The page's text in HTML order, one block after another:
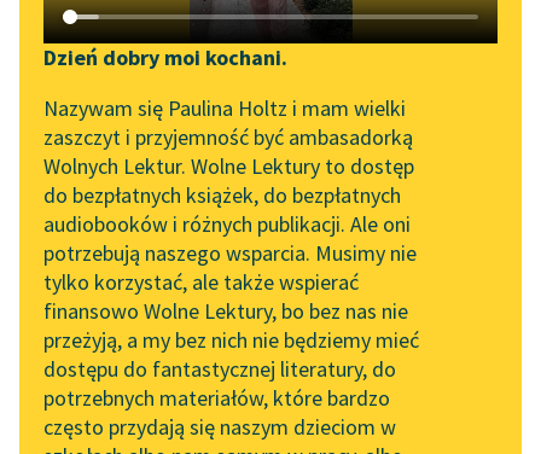
Katalog DAISY
Podkasty o książkach
Zgłoś brak utworu
Aktualności
„Prokurator Alicja Horn”
do słuchania
Byliśmy częścią AI Impact
Lab
Zapraszamy na spotkanie
online z tłumaczkami
literatury skandynawskiej
Spotkanie z Katarzyną
Tunkiel w Oslo
Narzędzia
Mapa Wolnych Lektur
Leśmianator
Przewodnik dla piszących i
czytających
API
OAI-PMH
Dzień dobry moi kochani.
Nazywam się Paulina Holtz i mam wielki
zaszczyt i przyjemność być ambasadorką
Wolnych Lektur. Wolne Lektury to dostęp
do bezpłatnych książek, do bezpłatnych
audiobooków i różnych publikacji. Ale oni
potrzebują naszego wsparcia. Musimy nie
tylko korzystać, ale także wspierać
finansowo Wolne Lektury, bo bez nas nie
przeżyją, a my bez nich nie będziemy mieć
dostępu do fantastycznej literatury, do
potrzebnych materiałów, które bardzo
często przydają się naszym dzieciom w
Tadeusz Dołęga-Mostowicz
Prokurator Alicja
Horn
Owszem, durzyła się
po dziecinnemu w panu
Relmanie, nauczycielu
fizyki, w brunecie z
wielką teką...
Czytaj więcej